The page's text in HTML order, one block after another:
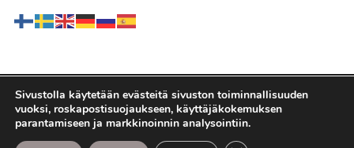
Kaikki oikeudet pidätetään - Kauppilan autohajottamo Oy |
Tietosuojaseloste| Sivuston toteutus - Mojovagroup.com -
Sivustolla käytetään evästeitä sivuston toiminnallisuuden
vuoksi, roskapostisuojaukseen, käyttäjäkokemuksen
parantamiseen ja markkinoinnin analysointiin.